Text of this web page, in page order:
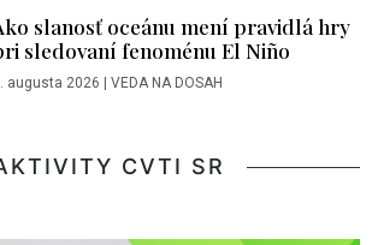
slanosť oceánu mení pravidlá hry
sledovaní fenoménu El Niño
augusta 2026 | VEDA NA DOSAH
CVTI SR